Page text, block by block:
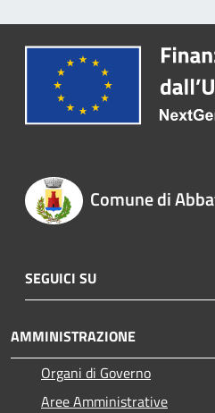
Comune di
SEGUICI SU
AMMINISTRAZIONE
Organi di Governo
Aree Amministrative